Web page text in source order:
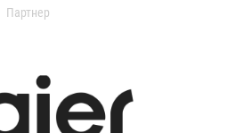
Партнер